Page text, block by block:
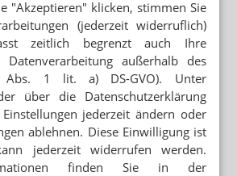
"Akzeptieren" klicken, stimmen Sie
(jederzeit widerruflich)
zeitlich begrenzt auch Ihre
Datenverarbeitung außerhalb des
1 lit. a) DS-GVO). Unter
über die Datenschutzerklärung
jederzeit ändern oder
ablehnen. Diese Einwilligung ist
jederzeit widerrufen werden.
finden Sie in der